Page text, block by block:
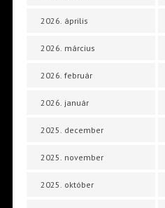
2026. április
2026. március
2026. február
2026. január
2025. december
2025. november
2025. október